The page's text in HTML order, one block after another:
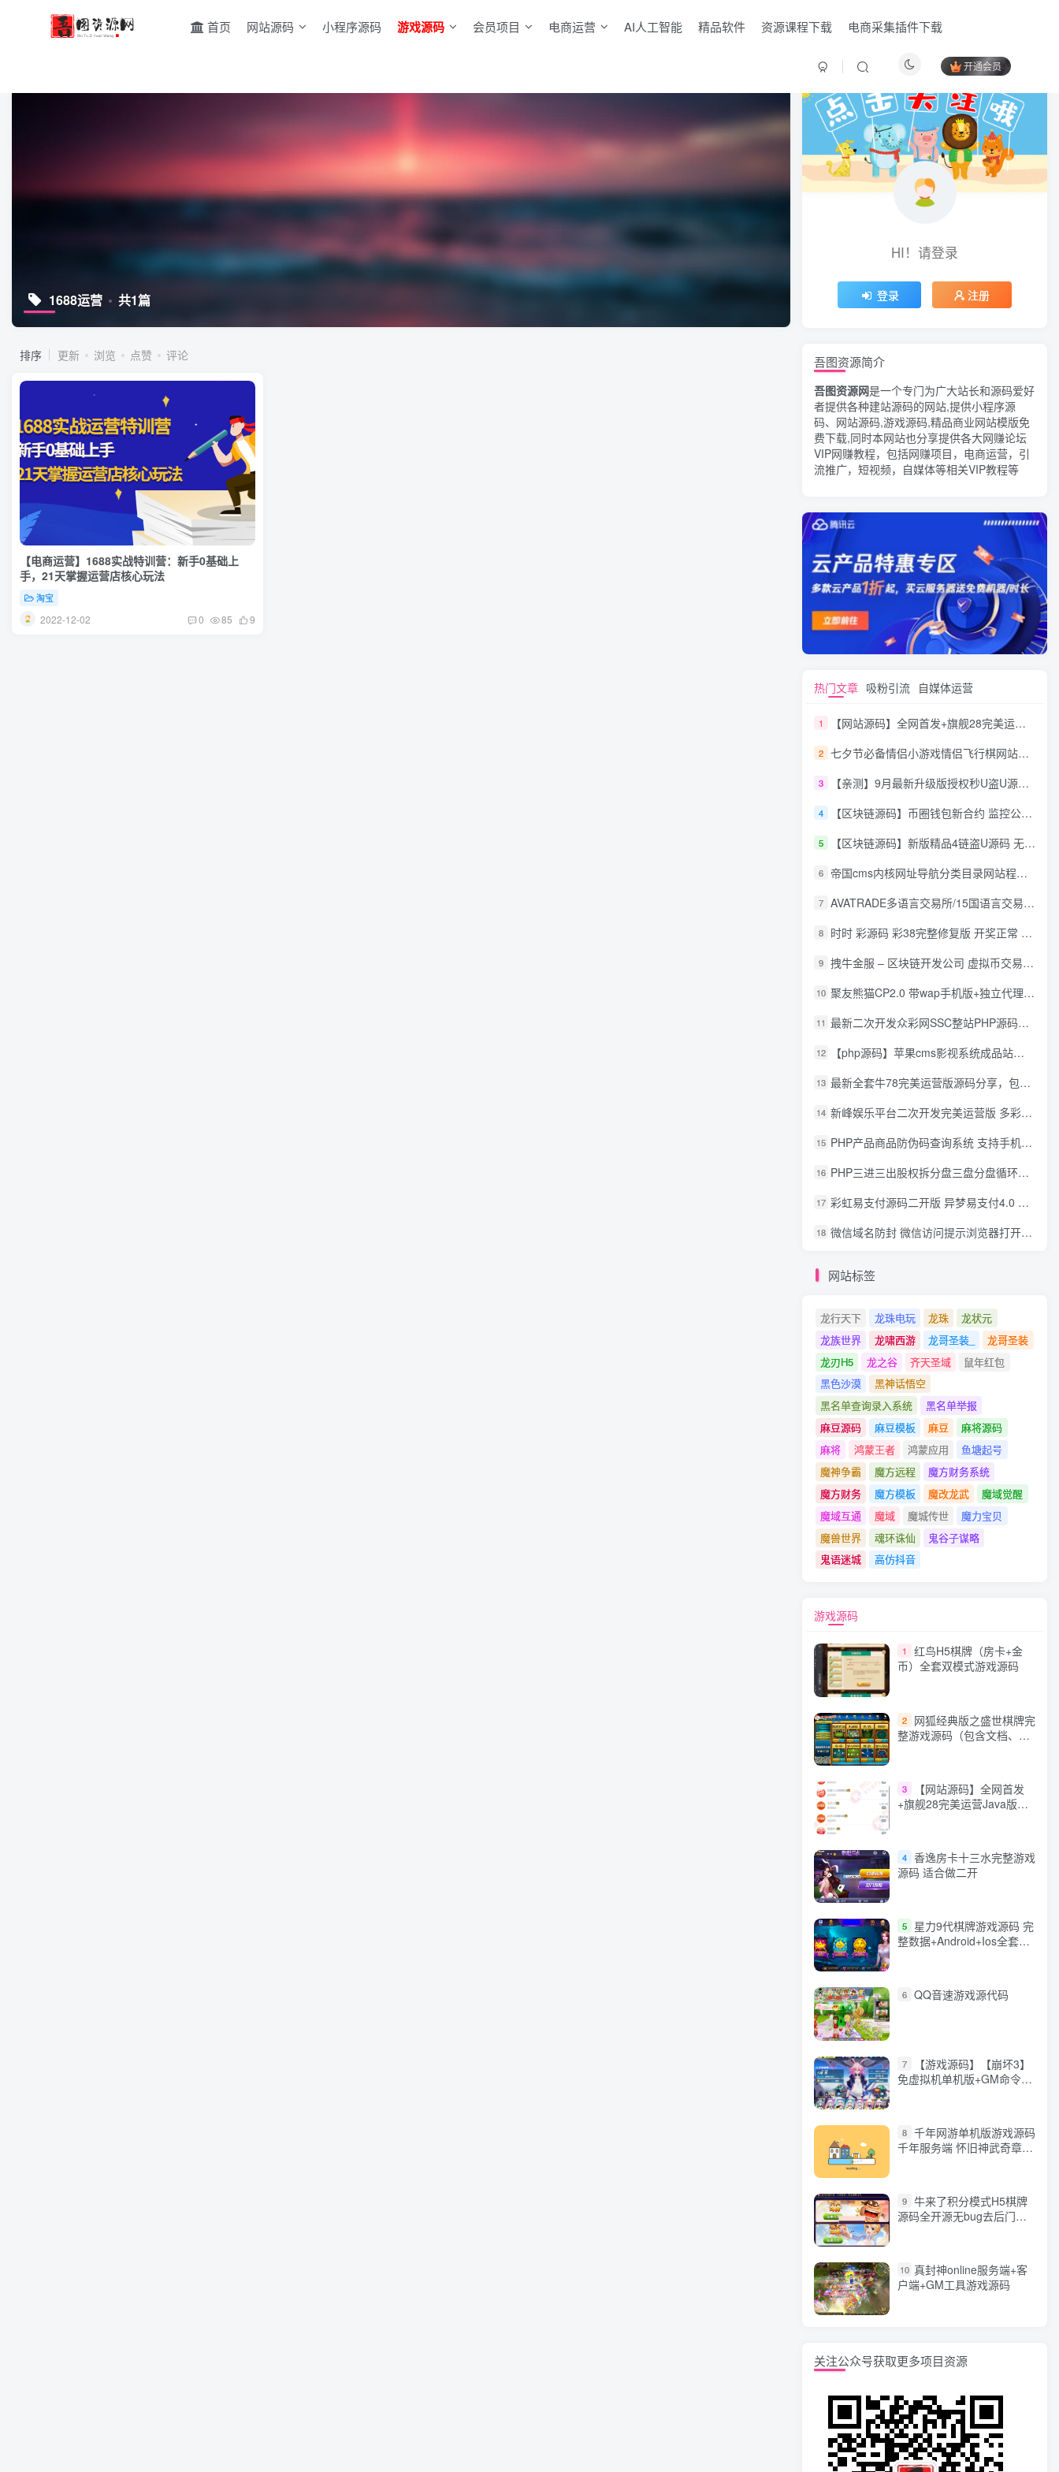
首页 网站源码 小程序源码 游戏源码 会员项目 电商运营 AI人工智能 精品软件 资源课程下载 电商采集插件下载
开通会员
1688运营 共1篇
排序 更新 浏览 点赞 评论
【电商运营】1688实战特训营：新手0基础上
手，21天掌握运营店核心玩法
淘宝
2022-12-02 0 85 9
HI！请登录
登录 注册
HI！请登录
登录 注册
吾图资源简介
吾图资源网是一个专门为广大站长和源码爱好
者提供各种建站源码的网站,提供小程序源
码、网站源码,游戏源码,精品商业网站模版免
费下载,同时本网站也分享提供各大网赚论坛
VIP网赚教程，包括网赚项目，电商运营，引
流推广，短视频，自媒体等相关VIP教程等
热门文章 吸粉引流 自媒体运营
1 【网站源码】全网首发+旗舰28完美运营Java版高仿28圈+彩种丰富+机器人+眯牌
2 七夕节必备情侣小游戏情侣飞行棋网站源码
3 【亲测】9月最新升级版授权秒U盗U源码/四链盗U源码/自带提币接口
4 【区块链源码】币圈钱包新合约 监控公链转账地址 尾数模拟转账数据生成 0 U攻击带安装说明
5 【区块链源码】新版精品4链盗U源码 无限开代理模式 后台 代理数据可看 包含搭建教程
6 帝国cms内核网址导航分类目录网站程序源码
7 AVATRADE多语言交易所/15国语言交易所/合约交易/期权交易/币币交易/申购/矿机/风控/前端wap/pc纯源码/带搭建教程
8 时时 彩源码 彩38完整修复版 开奖正常 带手机wap
9 拽牛金服 – 区块链开发公司 虚拟币交易系统 虚拟币交易平台开发 虚拟币ico众
10 聚友熊猫CP2.0 带wap手机版+独立代理后台+整站打包全开源
11 最新二次开发众彩网SSC整站PHP源码+WAP手机版+KJ采集器+集成云端在线充值
12 【php源码】苹果cms影视系统成品站打包+电影先生6.1.1模板优化版+15W+数据
13 最新全套牛78完美运营版源码分享，包含了资源组件+脚本程序
14 新峰娱乐平台二次开发完美运营版 多彩种多玩法 代理分红+积分兑换
15 PHP产品商品防伪码查询系统 支持手机防假验证网站建设 防伪码自动生成 批量导入
16 PHP三进三出股权拆分盘三盘分盘循环拆分系统源码
17 彩虹易支付源码二开版 异梦易支付4.0 可对接官方/易支付/码支付 去除后门 美化用户中心
18 微信域名防封 微信访问提示浏览器打开 非微信访问直接打开预防域名被封域名被封包换服务
网站标签
龙行天下 龙珠电玩 龙珠
龙状元
龙族世界
龙啸西游 龙哥圣装_
龙哥圣装
龙刃H5
龙之谷 齐天圣域
鼠年红包
黑色沙漠
黑神话悟空
黑名单查询录入系统
黑名单举报
麻豆源码
麻豆模板 麻豆
麻将源码
麻将
鸿蒙王者 鸿蒙应用
鱼塘起号
魔神争霸
魔方远程
魔方财务系统
魔方财务
魔方模板 魔改龙武
魔域觉醒
魔域互通
魔域 魔城传世
魔力宝贝
魔兽世界
魂环诛仙
鬼谷子谋略
鬼语迷城
高仿抖音
游戏源码
1
红鸟H5棋牌（房卡+金
币）全套双模式游戏源码
2
网狐经典版之盛世棋牌完
整游戏源码（包含文档、架
3
【网站源码】全网首发
+旗舰28完美运营Java版高
4 香逸房卡十三水完整游戏
源码 适合做二开
5
星力9代棋牌游戏源码 完
整数据+Android+Ios全套
6 QQ音速游戏源代码
7
【游戏源码】【崩坏3】
免虚拟机单机版+GM命令
8 千年网游单机版游戏源码
千年服务端 怀旧神武奇章一
9 牛来了积分模式H5棋牌
源码全开源无bug去后门无
10 真封神online服务端+客
户端+GM工具游戏源码
关注公众号获取更多项目资源